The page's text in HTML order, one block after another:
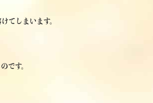
てしまいます。
です。